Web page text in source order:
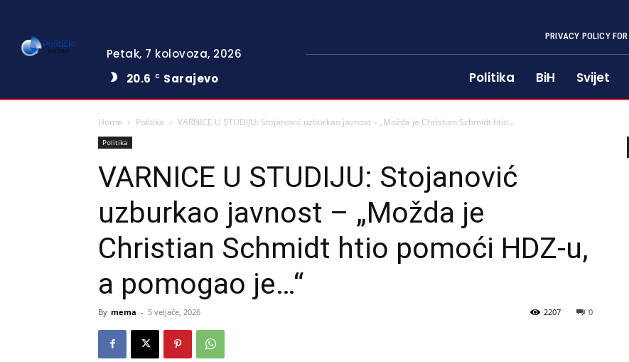
Petak, 7 kolovoza, 2026
20.6
C Sarajevo
PRIVACY POLICY
Politika BiH Svijet
Home Politika VARNICE U STUDIJU: Stojanović uzburkao javnost – „Možda je Christian Schmidt htio...
Politika
VARNICE U STUDIJU: Stojanović
uzburkao javnost – „Možda je
Christian Schmidt htio pomoći HDZ-u,
a pomogao je…“
By mema - 5 veljače, 2026 0
2207